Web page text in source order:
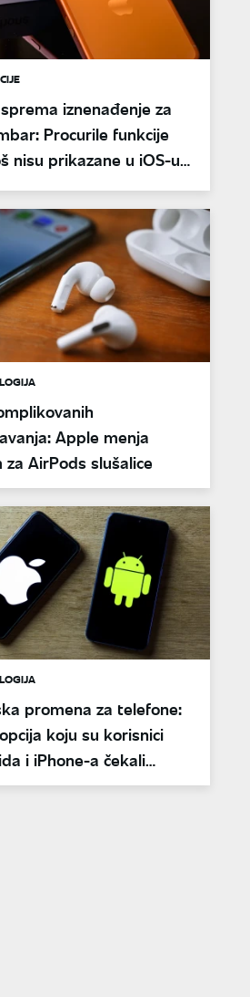
iznenađenje za
Procurile funkcije
nisu prikazane u iOS-u
Apple menja
za AirPods slušalice
promena za telefone:
koju su korisnici
i iPhone-a čekali